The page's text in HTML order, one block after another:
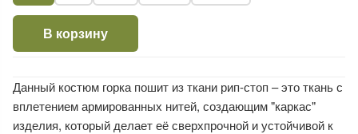
В корзину
Данный костюм горка пошит из ткани рип-стоп – это ткань с
вплетением армированных нитей, создающим "каркас"
изделия, который делает её сверхпрочной и устойчивой к